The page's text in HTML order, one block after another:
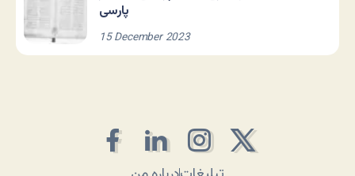
پارسی
15 December 2023